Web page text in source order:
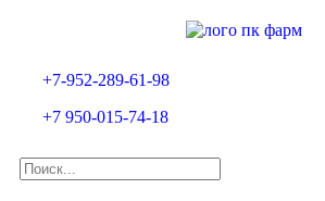
+7-952-289-61-98
+7 950-015-74-18